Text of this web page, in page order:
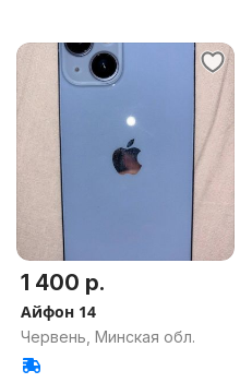
1 400 р.
Айфон 14
Червень, Минская обл.